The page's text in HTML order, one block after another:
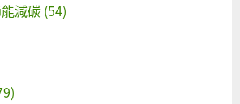
減碳 (54)